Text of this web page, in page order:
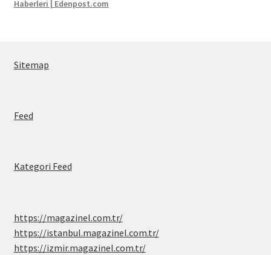
Haberleri | Edenpost.com
Sitemap
Feed
Kategori Feed
https://magazinel.com.tr/
https://istanbul.magazinel.com.tr/
https://izmir.magazinel.com.tr/